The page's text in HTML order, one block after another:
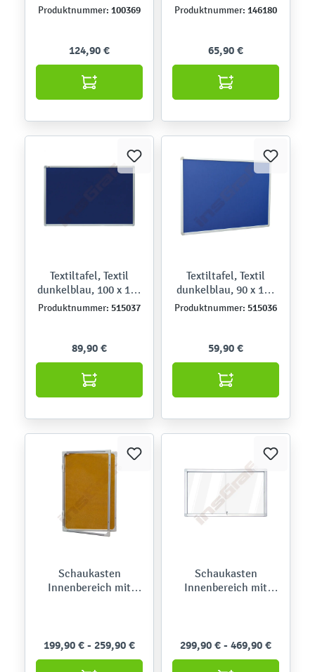
Produktnummer: 100369
124,90 €
Produktnummer: 146180
65,90 €
Textiltafel, Textil
dunkelblau, 100 x 150
cm
Produktnummer: 515037
89,90 €
Textiltafel, Textil
dunkelblau, 90 x 120
cm
Produktnummer: 515036
59,90 €
Schaukasten
Innenbereich mit
199,90 € - 259,90 €
Schaukasten
Innenbereich mit
299,90 € - 469,90 €